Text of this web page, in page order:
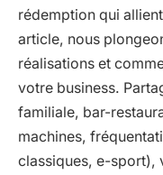
rédemption qui
article, nous
réalisations et
votre business.
familiale, bar-
machines,
classiques, e-sport),